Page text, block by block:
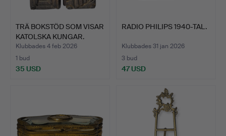
TRÄ BOKSTÖD SOM VISAR
KATOLSKA KUNGAR.
Klubbades 4 feb 2026
1 bud
35 USD
RADIO PHILIPS 1940-TAL.
Klubbades 31 jan 2026
3 bud
47 USD